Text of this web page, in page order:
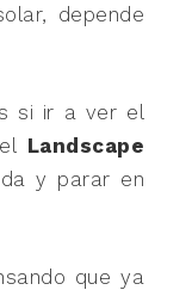
depende
si ir a ver el
Landscape
y parar en
que ya